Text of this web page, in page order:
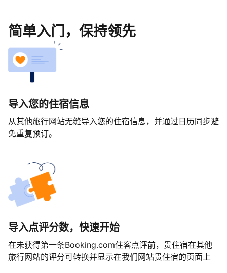
简单入门，保持领先
导入您的住宿信息
从其他旅行网站无缝导入您的住宿信息，并通过日历同步避
免重复预订。
导入点评分数，快速开始
在未获得第一条Booking.com住客点评前，贵住宿在其他
旅行网站的评分可转换并显示在我们网站贵住宿的页面上